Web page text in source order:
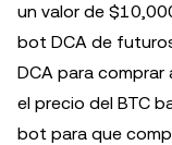
un valor de
bot DCA de
DCA para
el precio del BTC
bot para que